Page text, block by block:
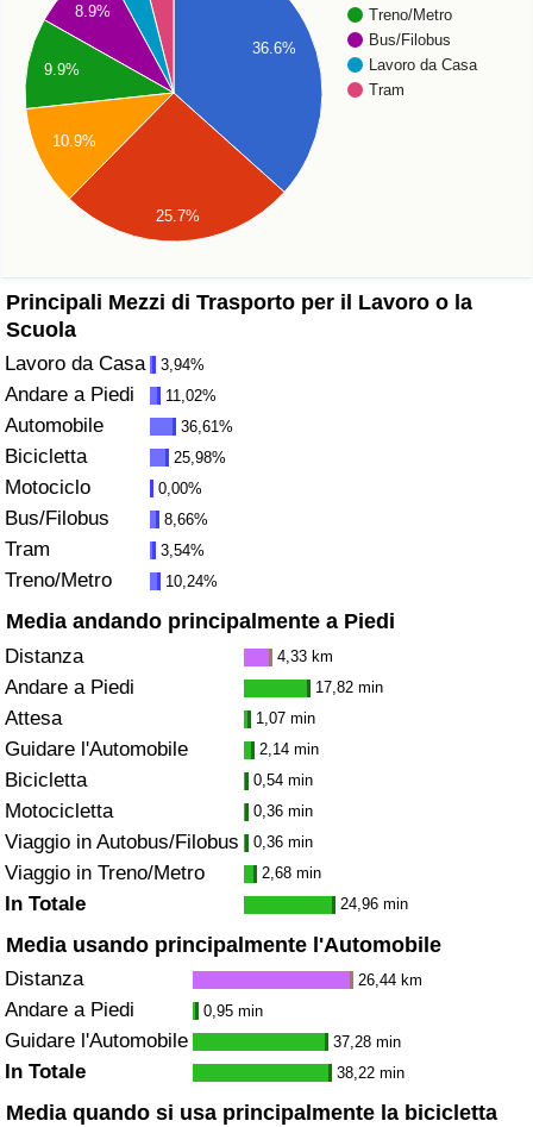
Treno/Metro
Bus/Filobus
Lavoro da Casa
Tram
36.6%
8.9%
9.9%
10.9%
25.7%
Principali Mezzi di Trasporto per il Lavoro o la
Scuola
Lavoro da Casa 3,94%
Andare a Piedi 11,02%
Automobile 36,61%
Bicicletta 25,98%
Motociclo 0,00%
Bus/Filobus 8,66%
Tram 3,54%
Treno/Metro 10,24%
Media andando principalmente a Piedi
Distanza 4,33 km
Andare a Piedi 17,82 min
Attesa 1,07 min
Guidare l'Automobile 2,14 min
Bicicletta 0,54 min
Motocicletta 0,36 min
Viaggio in Autobus/Filobus 0,36 min
Viaggio in Treno/Metro 2,68 min
In Totale 24,96 min
Media usando principalmente l'Automobile
Distanza 26,44 km
Andare a Piedi 0,95 min
Guidare l'Automobile 37,28 min
In Totale 38,22 min
Media quando si usa principalmente la bicicletta
Indice dell’Assistenza Sanitaria (Corrente)
Indice dell’Assistenza Sanitaria
Indice dell’Assistenza Sanitaria per
Nazione
Inquinamento
Indice dell’Inquinamento (Corrente)
Indice di inquinamento
Indice dell’Inquinamento per Nazione
Traffico
Indice del Traffico
Indice del traffico (Corrente)
Indice del traffico per Nazione